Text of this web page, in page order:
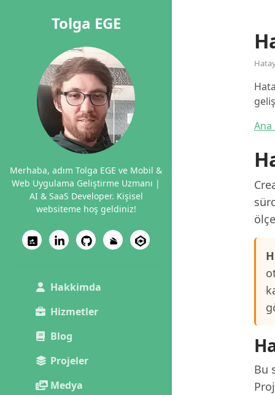
Tolga EGE
Merhaba, adım Tolga EGE ve Mobil &
Web Uygulama Geliştirme Uzmanı |
AI & SaaS Developer. Kişisel
websiteme hoş geldiniz!
Hakkimda
Hizmetler
Blog
Projeler
Medya
Ana
Bu